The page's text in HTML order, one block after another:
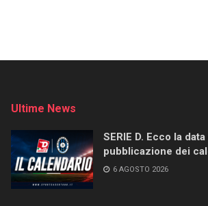
Ultime News
SERIE D. Ecco la data
pubblicazione dei
6 AGOSTO 2026